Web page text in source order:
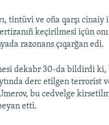
tintüvi ve oña qarşı cinaiy
keçirilmesi içün
razonans çıqarğan edi.
dekabr 30-da bildirdi ki,
derc etilgen terrorist
bu cedvelge
etti.